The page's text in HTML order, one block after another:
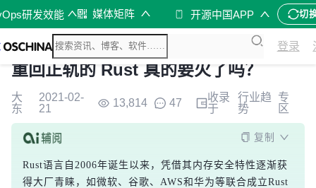
研发效能 媒体矩阵 开源中国APP 切
登录
重回正轨的 Rust 真的要火了吗？
大
东
2021-02-
21
13,814 47
收录
于
行业趋
势
专
区
复制
Rust语言自2006年诞生以来，凭借其内存安全特性逐渐获
得大厂青睐，如微软、谷歌、AWS和华为等联合成立Rust